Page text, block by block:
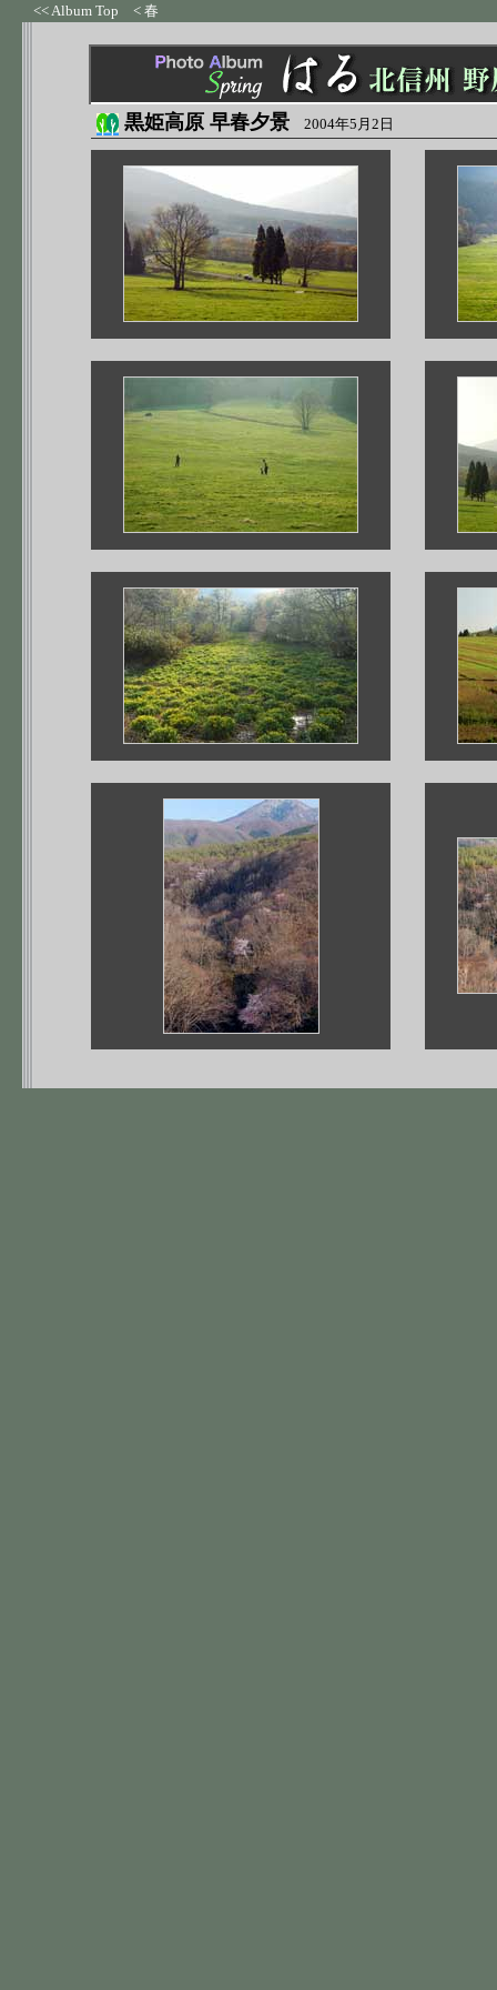
<< Album Top < 春
黒姫高原 早春夕景 2004年5月2日